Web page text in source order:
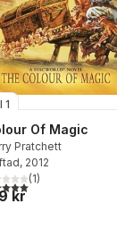
1
Of Magic
Pratchett
, 2012
utav 5 stjärnor. Totalt
(1)
kr